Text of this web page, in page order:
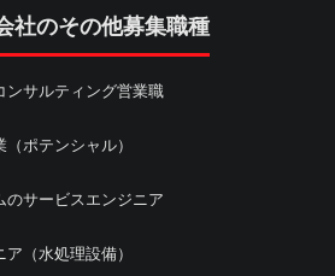
社のその他募集職種
ンサルティング営業職
（ポテンシャル）
のサービスエンジニア
ア（水処理設備）